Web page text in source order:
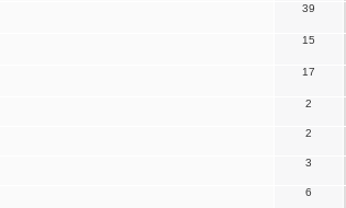
39
15
17
2
2
3
6